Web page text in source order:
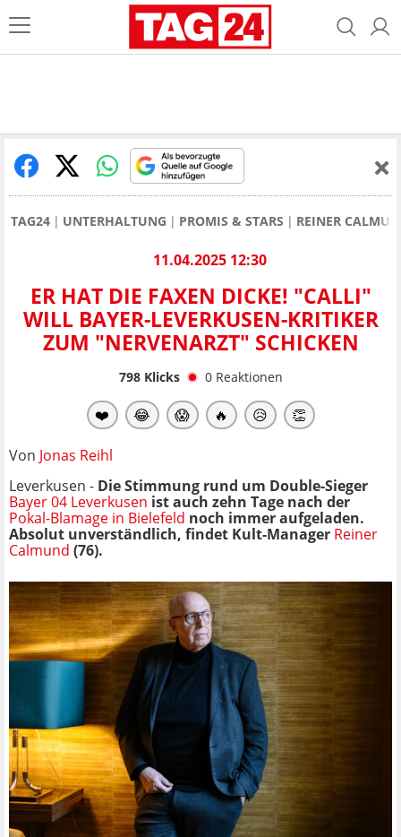
TAG24 UNTERHALTUNG PROMIS & STARS REINER
11.04.2025 12:30
ER HAT DIE FAXEN DICKE! "CALLI"
WILL BAYER-LEVERKUSEN-KRITIKER
ZUM "NERVENARZT" SCHICKEN
798Klicks 0 Reaktionen
❤️ 😂 😱 🔥 😥 👏
Von Jonas Reihl
Leverkusen - Die Stimmung rund um Double-Sieger
Bayer 04 Leverkusen ist auch zehn Tage nach der
Pokal-Blamage in Bielefeld noch immer aufgeladen.
Absolut unverständlich, findet Kult-Manager Reiner
Calmund (76).